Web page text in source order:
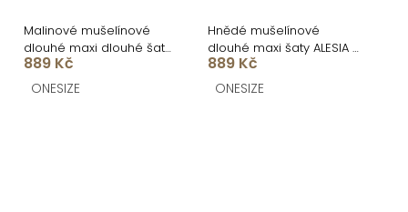
Malinové mušelínové
dlouhé maxi dlouhé šaty
ALESIA
889 Kč
ONESIZE
Hnědé mušelínové
dlouhé maxi šaty ALESIA s
dlouhým rukávem
889 Kč
ONESIZE